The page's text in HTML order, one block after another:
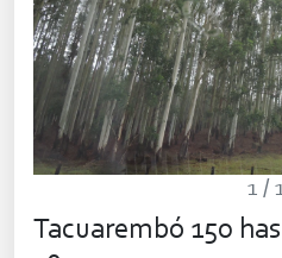
1 /
Tacuarembó 150